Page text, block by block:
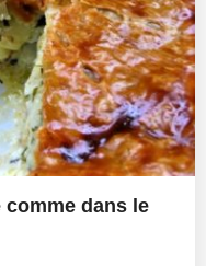
comme dans le